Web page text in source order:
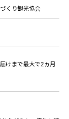
くり観光協会
けまで最大で2ヵ月